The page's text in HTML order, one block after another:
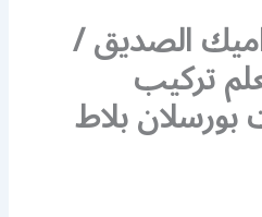
الصديق /
/ معلم تركيب
بلاط